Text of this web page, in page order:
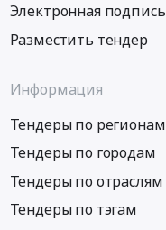
Электронная подпись
Разместить тендер
Информация
Тендеры по регионам
Тендеры по городам
Тендеры по отраслям
Тендеры по тэгам